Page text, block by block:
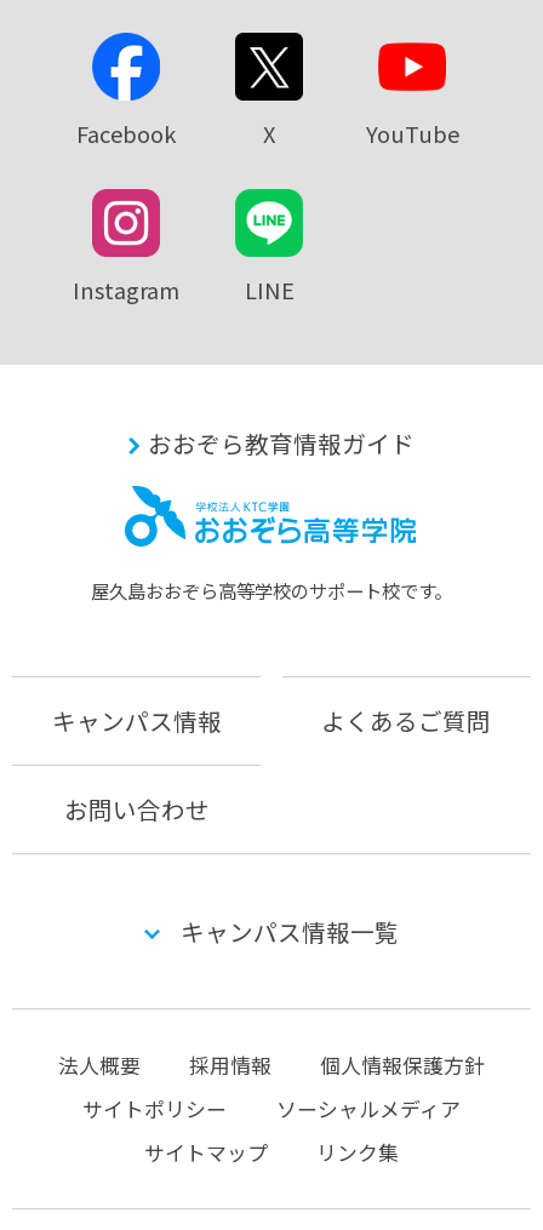
Facebook X YouTube
Instagram LINE
おおぞら教育情報ガイド
屋久島おおぞら⾼等学校のサポート校です。
キャンパス情報 よくあるご質問
お問い合わせ
キャンパス情報一覧
法人概要 採用情報
個人情報保護方針
サイトポリシー
ソーシャルメディア
サイトマップ
リンク集